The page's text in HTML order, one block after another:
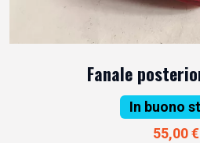
Fanale
In buono
55,00 €